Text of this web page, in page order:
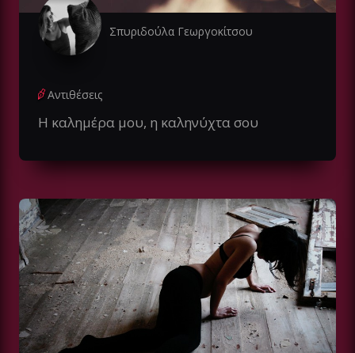
Σπυριδούλα Γεωργοκίτσου
Αντιθέσεις
Η καλημέρα μου, η καληνύχτα σου